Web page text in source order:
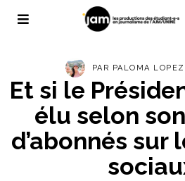
PAR PALOMA LOPEZ
Et si le
élu selon
d’abonnés sur